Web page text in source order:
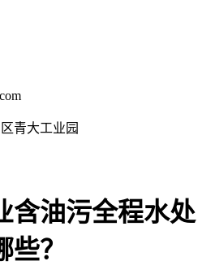
青大工业园
含油污全程水处
？